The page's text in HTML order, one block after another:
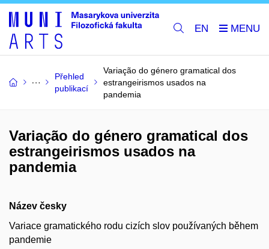
EN
Přehled
publikací
Variação do género gramatical dos
estrangeirismos usados na
pandemia
Variação do género gramatical dos
estrangeirismos usados na
pandemia
Název česky
Variace gramatického rodu cizích slov používaných během
pandemie